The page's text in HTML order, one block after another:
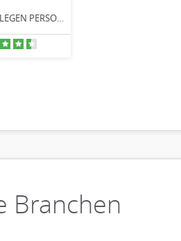
RANFT & KOLLEGEN PERSONALMANAGEMENT
Branchen